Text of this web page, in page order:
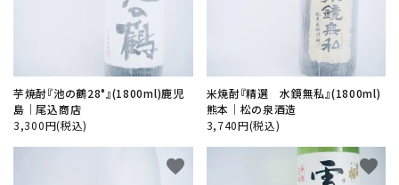
芋焼酎『池の鶴28°』(1800ml)鹿児
島│尾込商店
3,300円(税込)
米焼酎『精選 水鏡無私』(1800ml)
熊本│松の泉酒造
3,740円(税込)
favorite favorite